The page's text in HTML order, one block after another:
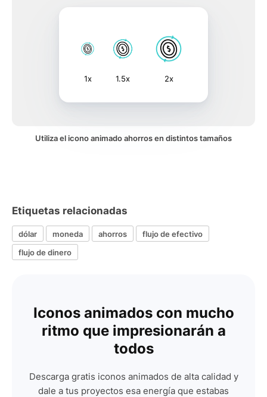
1x 1.5x 2x
Utiliza el icono animado ahorros en distintos tamaños
Etiquetas relacionadas
dólar moneda ahorros
flujo de efectivo
flujo de dinero
Iconos animados con mucho
ritmo que impresionarán a
todos
Descarga gratis iconos animados de alta calidad y
dale a tus proyectos esa energía que estabas